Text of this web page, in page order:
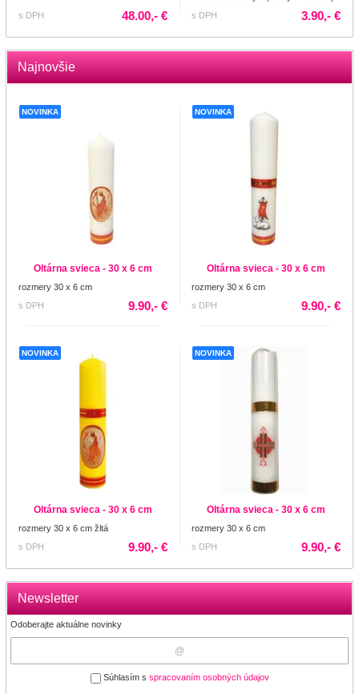
Newsletter
Odoberajte aktuálne novinky
Súhlasím s spracovaním osobných údajov
s DPH 48.00,- €
s DPH
3.90,- €
Najnovšie
NOVINKA
Oltárna svieca - 30 x 6 cm
rozmery 30 x 6 cm
s DPH
9.90,- €
NOVINKA
Oltárna svieca - 30 x 6 cm
rozmery 30 x 6 cm
s DPH
9.90,- €
NOVINKA
Oltárna svieca - 30 x 6 cm
rozmery 30 x 6 cm žltá
s DPH
9.90,- €
NOVINKA
Oltárna svieca - 30 x 6 cm
rozmery 30 x 6 cm
s DPH
9.90,- €